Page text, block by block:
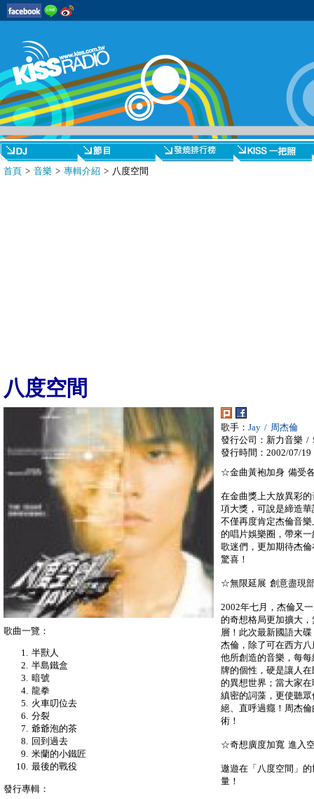
首頁 > 音樂 > 專輯介紹 > 八度空間
八度空間
歌手： Jay / 周杰倫
發行公司：新力音樂 /
發行時間：2002/07/19
☆金曲黃袍加身 備受
在金曲獎上大放異彩
項大獎，可說是締造
不僅再度肯定杰倫音
的唱片娛樂圈，帶來
歌迷們，更加期待杰
驚喜！
☆無限延展 創意盡現
2002年七月，杰倫又
的奇想格局更加擴大
層！此次最新國語大
杰倫，除了可在西方
他所創造的音樂，每
牌的個性，硬是讓人
的異想世界；當大家
縝密的詞藻，更使聽
絕、直呼過癮！周杰
術！
☆奇想廣度加寬 進入
遨遊在「八度空間」
量！
歌曲一覽：
半獸人
半島鐵盒
暗號
龍拳
火車叨位去
分裂
爺爺泡的茶
回到過去
米蘭的小鐵匠
最後的戰役
發行專輯：